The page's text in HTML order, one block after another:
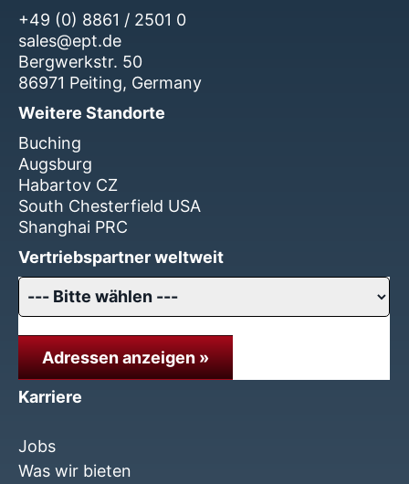
+49 (0) 8861 / 2501 0
sales@ept.de
Bergwerkstr. 50
86971 Peiting, Germany
Weitere Standorte
Buching
Augsburg
Habartov CZ
South Chesterfield USA
Shanghai PRC
Vertriebspartner weltweit
Adressen anzeigen »
Karriere
Jobs
Was wir bieten